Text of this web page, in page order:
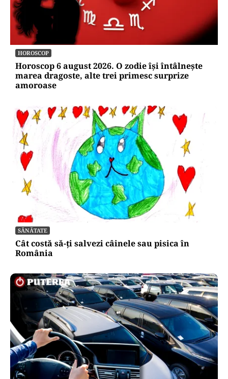
HOROSCOP
Horoscop 6 august 2026. O zodie își întâlnește
marea dragoste, alte trei primesc surprize
amoroase
SĂNĂTATE
Cât costă să-ți salvezi câinele sau pisica în
România